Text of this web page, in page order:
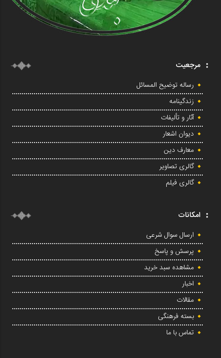
مرجعیت
رساله توضیح المسائل
زندگینامه
آثار و تألیفات
دیوان اشعار
معارف دین
گالری تصاویر
گالری فیلم
امکانات
ارسال سوال شرعی
پرسش و پاسخ
مشاهده سبد خرید
اخبار
مقالات
بسته فرهنگی
تماس با ما